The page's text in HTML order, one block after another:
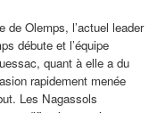
de Olemps, l’actuel leader
débute et l’équipe
quant à elle a du
rapidement menée
Les Nagassols